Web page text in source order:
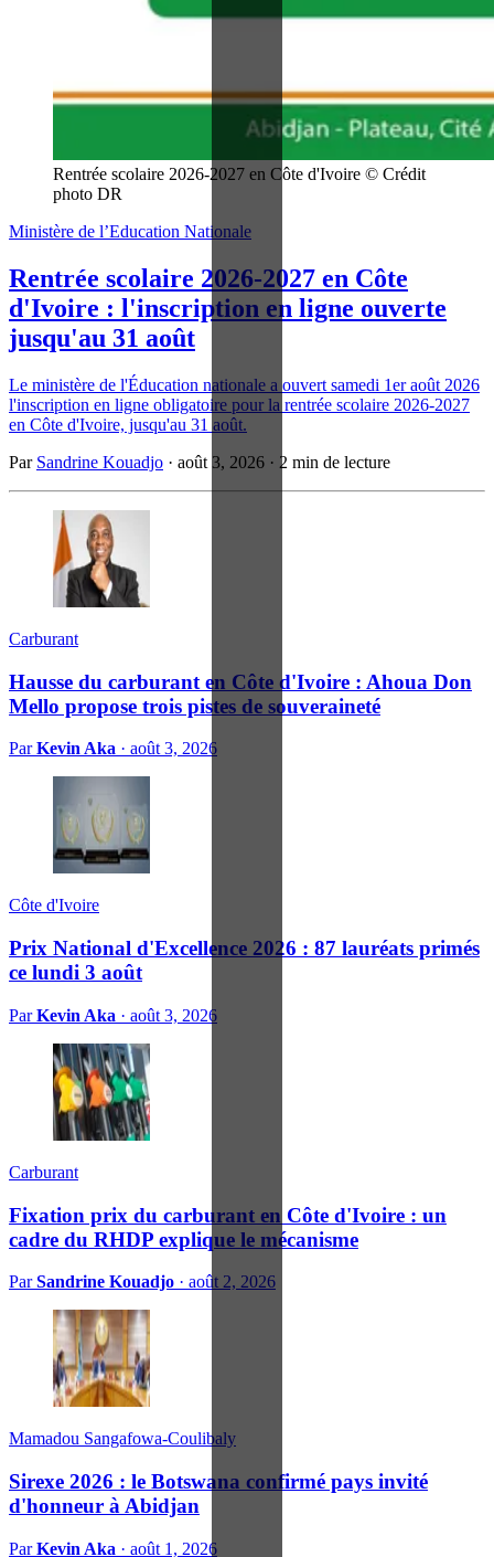
Rentrée scolaire 2026-2027 en Côte d'Ivoire © Crédit
photo DR
Ministère de l’Education Nationale
Rentrée scolaire 2026-2027 en Côte
d'Ivoire : l'inscription en ligne ouverte
jusqu'au 31 août
Le ministère de l'Éducation nationale a ouvert samedi 1er août 2026
l'inscription en ligne obligatoire pour la rentrée scolaire 2026-2027
en Côte d'Ivoire, jusqu'au 31 août.
Par Sandrine Kouadjo · août 3, 2026 · 2 min de lecture
Carburant
Hausse du carburant en Côte d'Ivoire : Ahoua Don
Mello propose trois pistes de souveraineté
ParKevin Aka · août 3, 2026
Côte d'Ivoire
Prix National d'Excellence 2026 : 87 lauréats primés
ce lundi 3 août
ParKevin Aka · août 3, 2026
Carburant
Fixation prix du carburant en Côte d'Ivoire : un
cadre du RHDP explique le mécanisme
ParSandrine Kouadjo · août 2, 2026
Mamadou Sangafowa-Coulibaly
Sirexe 2026 : le Botswana confirmé pays invité
d'honneur à Abidjan
ParKevin Aka · août 1, 2026